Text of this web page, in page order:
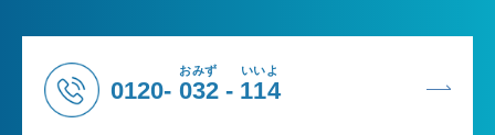
0120- 032
おみず
- 114
いいよ